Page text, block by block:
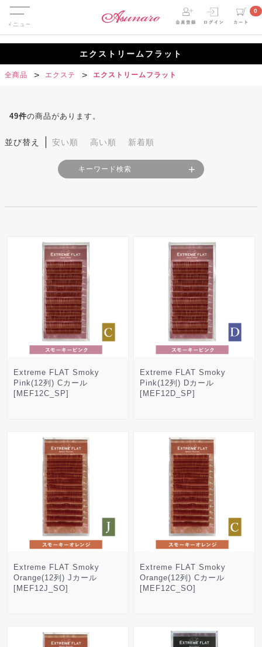
0
Menu
エクストリームフラット
全商品 エクステ エクストリームフラット
49件の商品があります。
並び替え 安い順 高い順 新着順
キーワード検索
Extreme FLAT Smoky
Pink(12列) Cカール
[MEF12C_SP]
Extreme FLAT Smoky
Pink(12列) Dカール
[MEF12D_SP]
Extreme FLAT Smoky
Orange(12列) Jカール
[MEF12J_SO]
Extreme FLAT Smoky
Orange(12列) Cカール
[MEF12C_SO]